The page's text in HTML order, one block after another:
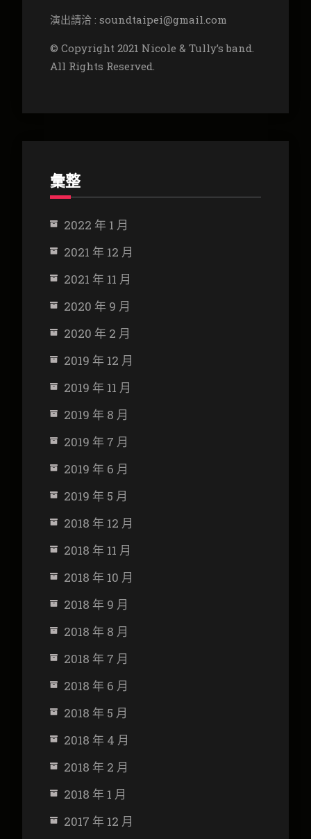
演出請洽 : soundtaipei@gmail.com
© Copyright 2021 Nicole & Tully’s band.
All Rights Reserved.
彙整
2022 年 1 月
2021 年 12 月
2021 年 11 月
2020 年 9 月
2020 年 2 月
2019 年 12 月
2019 年 11 月
2019 年 8 月
2019 年 7 月
2019 年 6 月
2019 年 5 月
2018 年 12 月
2018 年 11 月
2018 年 10 月
2018 年 9 月
2018 年 8 月
2018 年 7 月
2018 年 6 月
2018 年 5 月
2018 年 4 月
2018 年 2 月
2018 年 1 月
2017 年 12 月